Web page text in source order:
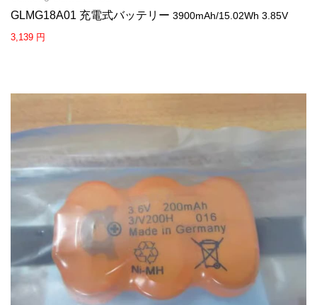
GLMG18A01 充電式バッテリー 3900mAh/15.02Wh 3.85V
3,139 円